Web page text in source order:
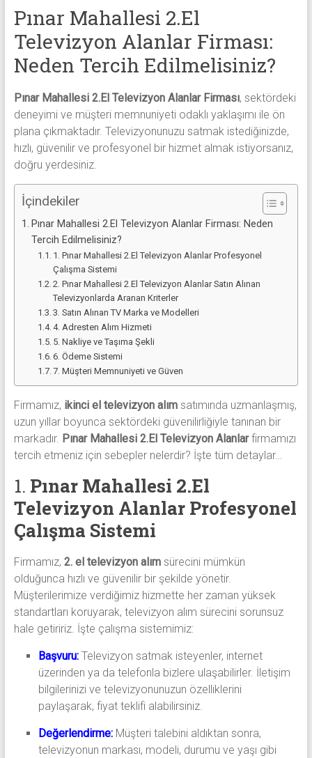
adresten
alım
yapıyor
Pınar Mahallesi 2.El
Televizyon Alanlar Firması:
Neden Tercih Edilmelisiniz?
Pınar Mahallesi 2.El Televizyon Alanlar Firması, sektördeki
deneyimi ve müşteri memnuniyeti odaklı yaklaşımı ile ön
plana çıkmaktadır. Televizyonunuzu satmak istediğinizde,
hızlı, güvenilir ve profesyonel bir hizmet almak istiyorsanız,
doğru yerdesiniz.
İçindekiler
Pınar Mahallesi 2.El Televizyon Alanlar Firması: Neden
Tercih Edilmelisiniz?
1. Pınar Mahallesi 2.El Televizyon Alanlar Profesyonel
Çalışma Sistemi
2. Pınar Mahallesi 2.El Televizyon Alanlar Satın Alınan
Televizyonlarda Aranan Kriterler
3. Satın Alınan TV Marka ve Modelleri
4. Adresten Alım Hizmeti
5. Nakliye ve Taşıma Şekli
6. Ödeme Sistemi
7. Müşteri Memnuniyeti ve Güven
Firmamız, ikinci el televizyon alımsatımında uzmanlaşmış,
uzun yıllar boyunca sektördeki güvenilirliğiyle tanınan bir
markadır. Pınar Mahallesi 2.El Televizyon Alanlarfirmamızı
tercih etmeniz için sebepler nelerdir? İşte tüm detaylar…
1. Pınar Mahallesi 2.El
Televizyon Alanlar Profesyonel
Çalışma Sistemi
Firmamız, 2. el televizyon alımsürecini mümkün
olduğunca hızlı ve güvenilir bir şekilde yönetir.
Müşterilerimize verdiğimiz hizmette her zaman yüksek
standartları koruyarak, televizyon alım sürecini sorunsuz
hale getiririz. İşte çalışma sistemimiz:
Başvuru:Televizyon satmak isteyenler, internet
üzerinden ya da telefonla bizlere ulaşabilirler. İletişim
bilgilerinizi ve televizyonunuzun özelliklerini
paylaşarak, fiyat teklifi alabilirsiniz.
Değerlendirme:Müşteri talebini aldıktan sonra,
televizyonun markası, modeli, durumu ve yaşı gibi